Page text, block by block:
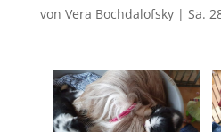
von Vera Bochdalofsky| Sa.